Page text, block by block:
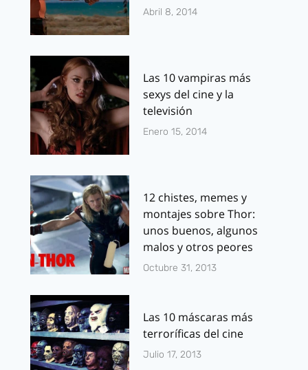
Abril 8, 2014
Las 10 vampiras más
sexys del cine y la
televisión
Enero 15, 2014
12 chistes, memes y
montajes sobre Thor:
unos buenos, algunos
malos y otros peores
Octubre 31, 2013
Las 10 máscaras más
terroríficas del cine
Julio 17, 2013